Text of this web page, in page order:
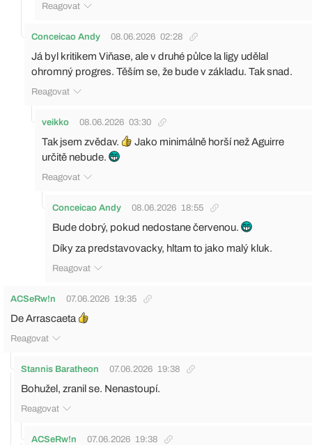
Reagovat
Conceicao Andy 08.06.2026 02:28
Já byl kritikem Viňase, ale v druhé půlce la ligy udělal
ohromný progres. Těším se, že bude v základu. Tak snad.
Reagovat
veikko 08.06.2026 03:30
Tak jsem zvědav.
Jako minimálně horší než Aguirre
určitě nebude.
Reagovat
Conceicao Andy 08.06.2026 18:55
Bude dobrý, pokud nedostane červenou.
Díky za predstavovacky, hltam to jako malý kluk.
Reagovat
ACSeRw!n 07.06.2026 19:35
De Arrascaeta
Reagovat
Stannis Baratheon 07.06.2026 19:38
Bohužel, zranil se. Nenastoupí.
Reagovat
ACSeRw!n 07.06.2026 19:38